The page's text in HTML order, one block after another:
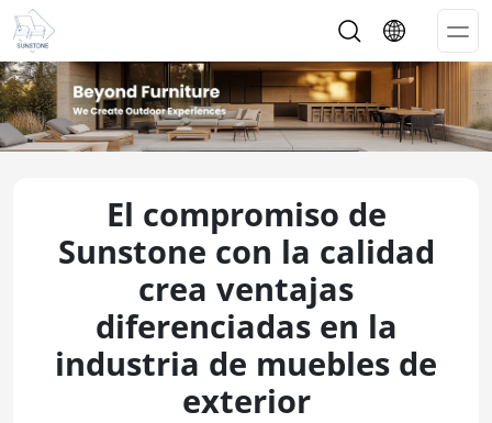
El compromiso de
Sunstone con la calidad
crea ventajas
diferenciadas en la
industria de muebles de
exterior